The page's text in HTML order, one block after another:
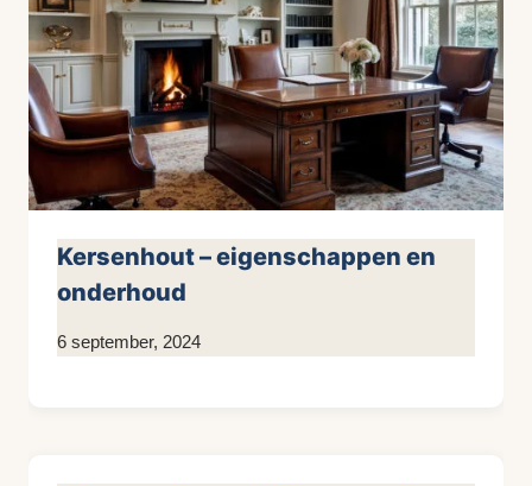
Kersenhout – eigenschappen en
onderhoud
Door
6 september, 2024